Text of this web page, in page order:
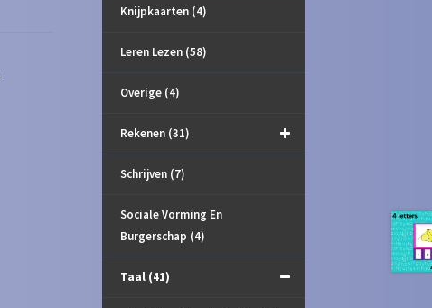
Knijpkaarten (4)
Leren Lezen (58)
Overige (4)
Rekenen (31)
Schrijven (7)
Sociale Vorming En
Burgerschap (4)
Taal (41)